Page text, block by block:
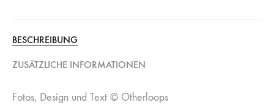
BESCHREIBUNG
ZUSÄTZLICHE INFORMATIONEN
Fotos, Design und Text © Otherloops